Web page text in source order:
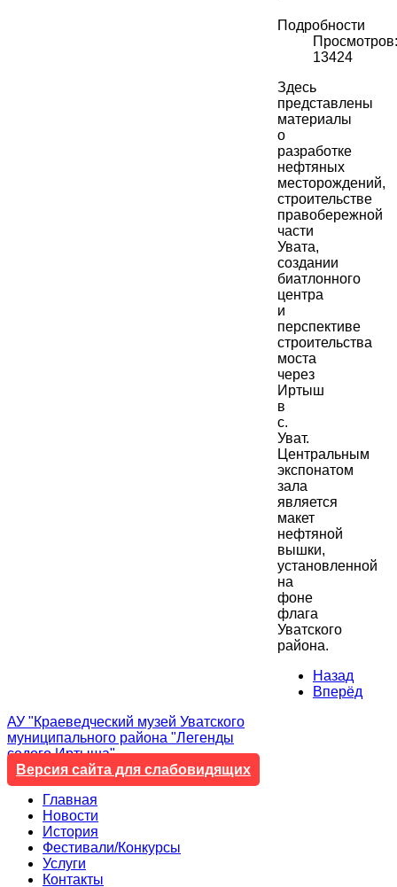
Подробности
Просмотров:
13424
Здесь
представлены
материалы
о
разработке
нефтяных
месторождений,
строительстве
правобережной
части
Увата,
создании
биатлонного
центра
и
перспективе
строительства
моста
через
Иртыш
в
с.
Уват.
Центральным
экспонатом
зала
является
макет
нефтяной
вышки,
установленной
на
фоне
флага
Уватского
района.
Назад
Вперёд
АУ "Краеведческий музей Уватского
муниципального района "Легенды
седого Иртыша"
Версия сайта для слабовидящих
Главная
Новости
История
Фестивали/Конкурсы
Услуги
Контакты